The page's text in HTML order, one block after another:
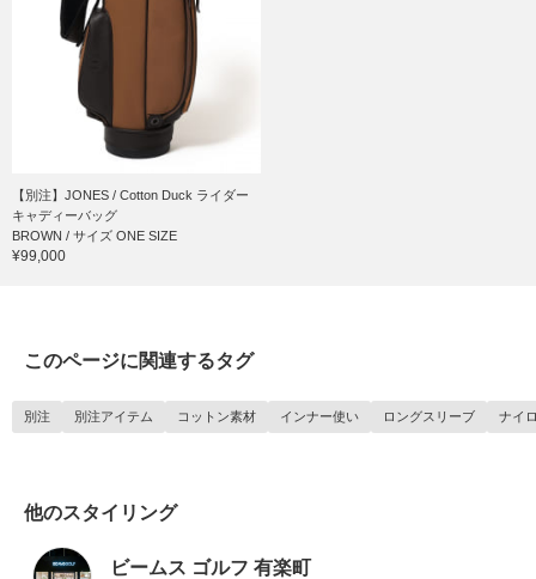
【別注】JONES / Cotton Duck ライダー
キャディーバッグ
BROWN / サイズ ONE SIZE
¥99,000
このページに関連するタグ
別注 別注アイテム コットン素材 インナー使い ロングスリーブ ナイ
他のスタイリング
ビームス ゴルフ 有楽町